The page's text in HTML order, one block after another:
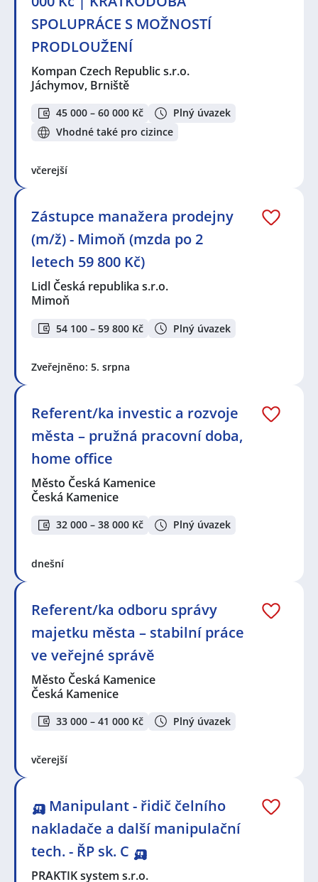
SPOLUPRÁCE S MOŽNOSTÍ
PRODLOUŽENÍ
Kompan Czech Republic s.r.o.
Jáchymov, Brniště
45 000 – 60 000 Kč
Plný úvazek
Vhodné také pro cizince
včerejší
Zástupce manažera prodejny
(m/ž) - Mimoň (mzda po 2
letech 59 800 Kč)
Lidl Česká republika s.r.o.
Mimoň
54 100 – 59 800 Kč Plný úvazek
Zveřejněno: 5. srpna
Referent/ka investic a rozvoje
města – pružná pracovní doba,
home office
Město Česká Kamenice
Česká Kamenice
32 000 – 38 000 Kč Plný úvazek
dnešní
Referent/ka odboru správy
majetku města – stabilní práce
ve veřejné správě
Město Česká Kamenice
Česká Kamenice
33 000 – 41 000 Kč Plný úvazek
včerejší
🛺 Manipulant - řidič čelního
nakladače a další manipulační
tech. - ŘP sk. C 🛺
PRAKTIK system s.r.o.